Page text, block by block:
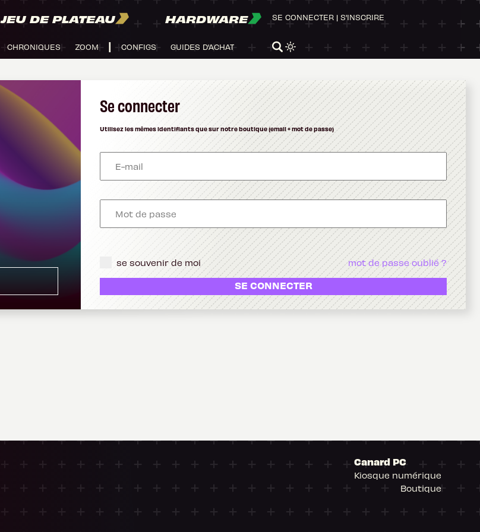
JEU DE PLATEAU HARDWARE
CHRONIQUES ZOOM CONFIGS GUIDES D'ACHAT
SE CONNECTER | S'INSCRIRE
Se connecter
Utilisez les mêmes identifiants que sur notre boutique (email + mot de passe)
se souvenir de moi mot de passe oublié ?
SE CONNECTER
Canard PC
Kiosque numérique
Boutique